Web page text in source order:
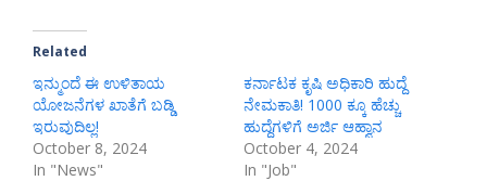
Related
ಇನ್ಮುಂದೆ ಈ ಉಳಿತಾಯ
ಯೋಜನೆಗಳ ಖಾತೆಗೆ ಬಡ್ಡಿ
ಇರುವುದಿಲ್ಲ!
October 8, 2024
In "News"
ಕರ್ನಾಟಕ ಕೃಷಿ ಅಧಿಕಾರಿ ಹುದ್ದೆ
ನೇಮಕಾತಿ! 1000 ಕ್ಕೂ ಹೆಚ್ಚು
ಹುದ್ದೆಗಳಿಗೆ ಅರ್ಜಿ ಆಹ್ವಾನ
October 4, 2024
In "Job"